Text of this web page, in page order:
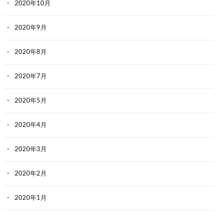
2020年10月
2020年9月
2020年8月
2020年7月
2020年5月
2020年4月
2020年3月
2020年2月
2020年1月